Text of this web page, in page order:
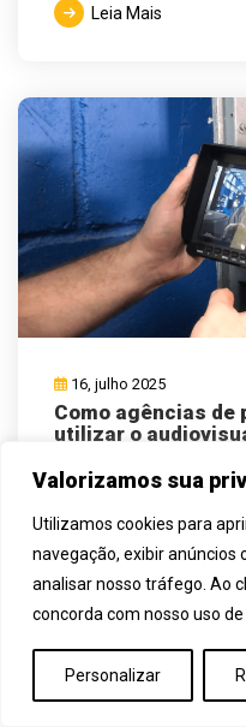
Valorizamos sua
Utilizamos cookies para
navegação, exibir anúncios
analisar nosso tráfego. Ao
concorda com nosso uso de
Personalizar
Leia Mais
16, julho 2025
Como agências de
utilizar o